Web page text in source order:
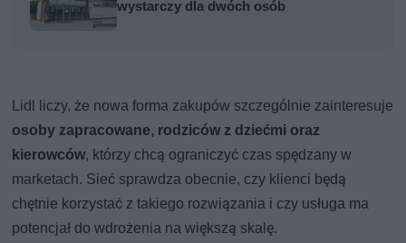
wystarczy dla dwóch osób
Lidl liczy, że nowa forma zakupów szczególnie zainteresuje
osoby zapracowane, rodziców z dziećmi oraz
kierowców, którzy chcą ograniczyć czas spędzany w
marketach. Sieć sprawdza obecnie, czy klienci będą
chętnie korzystać z takiego rozwiązania i czy usługa ma
potencjał do wdrożenia na większą skalę.